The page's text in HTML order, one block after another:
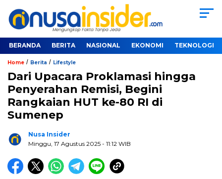
BERANDA BERITA NASIONAL EKONOMI TEKNOLOGI
Home / Berita / Lifestyle
Dari Upacara Proklamasi hingga
Penyerahan Remisi, Begini
Rangkaian HUT ke-80 RI di
Sumenep
Nusa Insider
Minggu, 17 Agustus 2025 - 11:12 WIB